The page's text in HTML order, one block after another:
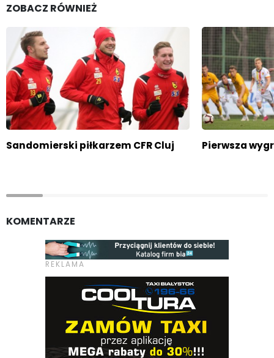
ZOBACZ RÓWNIEŻ
Sandomierski piłkarzem CFR Cluj Pierwsza
KOMENTARZE